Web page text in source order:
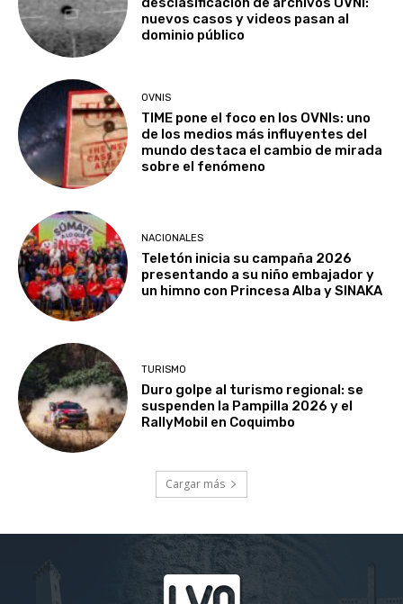
nuevos casos y videos pasan al
dominio público
OVNIS
TIME pone el foco en los OVNIs: uno
de los medios más influyentes del
mundo destaca el cambio de mirada
sobre el fenómeno
NACIONALES
Teletón inicia su campaña 2026
presentando a su niño embajador y
un himno con Princesa Alba y SINAKA
TURISMO
Duro golpe al turismo regional: se
suspenden la Pampilla 2026 y el
RallyMobil en Coquimbo
Cargar más